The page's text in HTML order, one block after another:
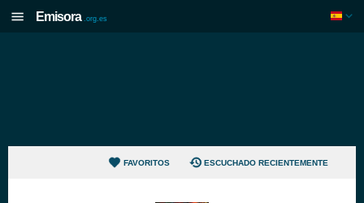
Emisora .org.es
FAVORITOS ESCUCHADO RECIENTEMENTE